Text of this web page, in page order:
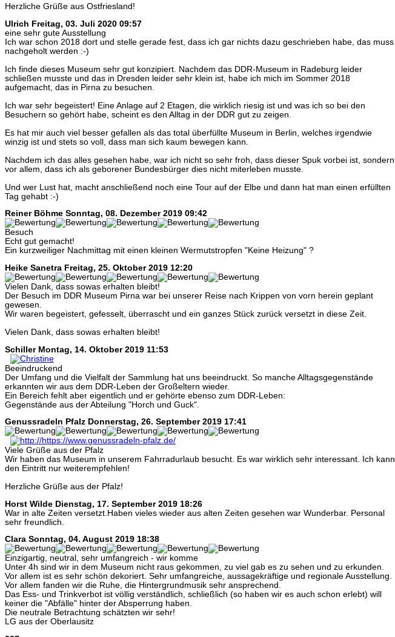
Herzliche Grüße aus Ostfriesland!
Ulrich Freitag, 03. Juli 2020 09:57
eine sehr gute Ausstellung
Ich war schon 2018 dort und stelle gerade fest, dass ich gar nichts dazu geschrieben habe, das muss
nachgeholt werden :-)
Ich finde dieses Museum sehr gut konzipiert. Nachdem das DDR-Museum in Radeburg leider
schließen musste und das in Dresden leider sehr klein ist, habe ich mich im Sommer 2018
aufgemacht, das in Pirna zu besuchen.
Ich war sehr begeistert! Eine Anlage auf 2 Etagen, die wirklich riesig ist und was ich so bei den
Besuchern so gehört habe, scheint es den Alltag in der DDR gut zu zeigen.
Es hat mir auch viel besser gefallen als das total überfüllte Museum in Berlin, welches irgendwie
winzig ist und stets so voll, dass man sich kaum bewegen kann.
Nachdem ich das alles gesehen habe, war ich nicht so sehr froh, dass dieser Spuk vorbei ist, sondern
vor allem, dass ich als geborener Bundesbürger dies nicht miterleben musste.
Und wer Lust hat, macht anschließend noch eine Tour auf der Elbe und dann hat man einen erfüllten
Tag gehabt :-)
Reiner Böhme Sonntag, 08. Dezember 2019 09:42
Besuch
Echt gut gemacht!
Ein kurzweiliger Nachmittag mit einen kleinen Wermutstropfen "Keine Heizung" ?
Heike Sanetra Freitag, 25. Oktober 2019 12:20
Vielen Dank, dass sowas erhalten bleibt!
Der Besuch im DDR Museum Pirna war bei unserer Reise nach Krippen von vorn herein geplant
gewesen.
Wir waren begeistert, gefesselt, überrascht und ein ganzes Stück zurück versetzt in diese Zeit.
Vielen Dank, dass sowas erhalten bleibt!
Schiller Montag, 14. Oktober 2019 11:53
Beeindruckend
Der Umfang und die Vielfalt der Sammlung hat uns beeindruckt. So manche Alltagsgegenstände
erkannten wir aus dem DDR-Leben der Großeltern wieder.
Ein Bereich fehlt aber eigentlich und er gehörte ebenso zum DDR-Leben:
Gegenstände aus der Abteilung "Horch und Guck".
Genussradeln Pfalz Donnerstag, 26. September 2019 17:41
Viele Grüße aus der Pfalz
Wir haben das Museum in unserem Fahrradurlaub besucht. Es war wirklich sehr interessant. Ich kann
den Eintritt nur weiterempfehlen!
Herzliche Grüße aus der Pfalz!
Horst Wilde Dienstag, 17. September 2019 18:26
War in alte Zeiten versetzt.Haben vieles wieder aus alten Zeiten gesehen war Wunderbar. Personal
sehr freundlich.
Clara Sonntag, 04. August 2019 18:38
Einzigartig, neutral, sehr umfangreich - wir komme
Unter 4h sind wir in dem Museum nicht raus gekommen, zu viel gab es zu sehen und zu erkunden.
Vor allem ist es sehr schön dekoriert. Sehr umfangreiche, aussagekräftige und regionale Ausstellung.
Vor allem fanden wir die Ruhe, die Hintergrundmusik sehr ansprechend.
Das Ess- und Trinkverbot ist völlig verständlich, schließlich (so haben wir es auch schon erlebt) will
keiner die "Abfälle" hinter der Absperrung haben.
Die neutrale Betrachtung schätzten wir sehr!
LG aus der Oberlausitz